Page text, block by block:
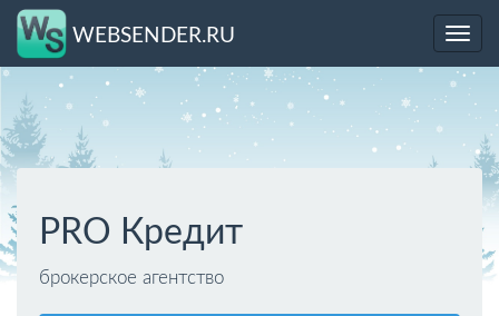
WEBSENDER.RU
PRO Кредит
брокерское агентство